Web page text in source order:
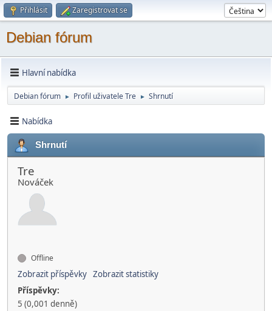
Přihlásit Zaregistrovat se
Debian fórum
Hlavní nabídka
Debian fórum ► Profil uživatele Tre ► Shrnutí
Nabídka
Shrnutí
Tre
Nováček
Offline
Zobrazit příspěvky Zobrazit statistiky
Příspěvky:
5 (0,001 denně)